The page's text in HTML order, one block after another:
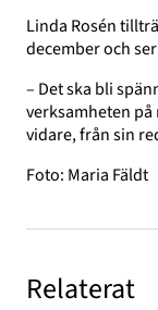
Linda Rosén
december och
– Det ska bli
verksamheten
vidare, från sin
Foto: Maria Fäldt
Relaterat